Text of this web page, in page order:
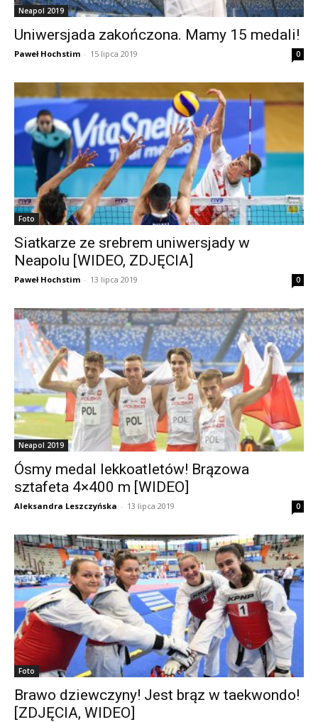
Neapol 2019
Uniwersjada zakończona. Mamy 15 medali!
Paweł Hochstim - 15 lipca 2019 0
Foto
Siatkarze ze srebrem uniwersjady w
Neapolu [WIDEO, ZDJĘCIA]
Paweł Hochstim - 13 lipca 2019 0
Neapol 2019
Ósmy medal lekkoatletów! Brązowa
sztafeta 4×400 m [WIDEO]
Aleksandra Leszczyńska - 13 lipca 2019 0
Foto
Brawo dziewczyny! Jest brąz w taekwondo!
[ZDJĘCIA, WIDEO]